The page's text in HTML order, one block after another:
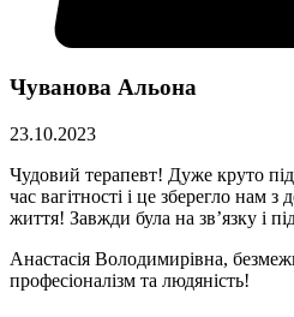
Чуванова Альона
23.10.2023
Чудовий терапевт! Дуже круто
час вагітності і це зберегло нам
життя! Завжди була на звʼязку і
Анастасія Володимирівна,
професіоналізм та людяність!